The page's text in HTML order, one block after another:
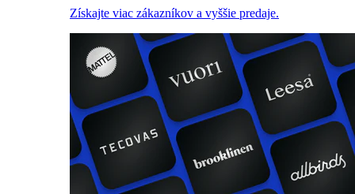
Získajte viac zákazníkov a vyššie predaje.